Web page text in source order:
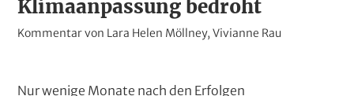
Klimaanpassung bedroht
K
Kommentar von Lara Helen Möllney, Vivianne Rau
T
Nur wenige Monate nach den Erfolgen